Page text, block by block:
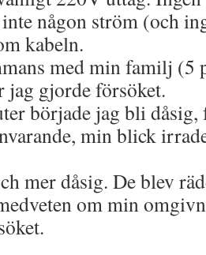
någon ström (och
kabeln.
med min familj (5
jag gjorde försöket.
började jag bli dåsig,
min blick
mer dåsig. De blev
om min